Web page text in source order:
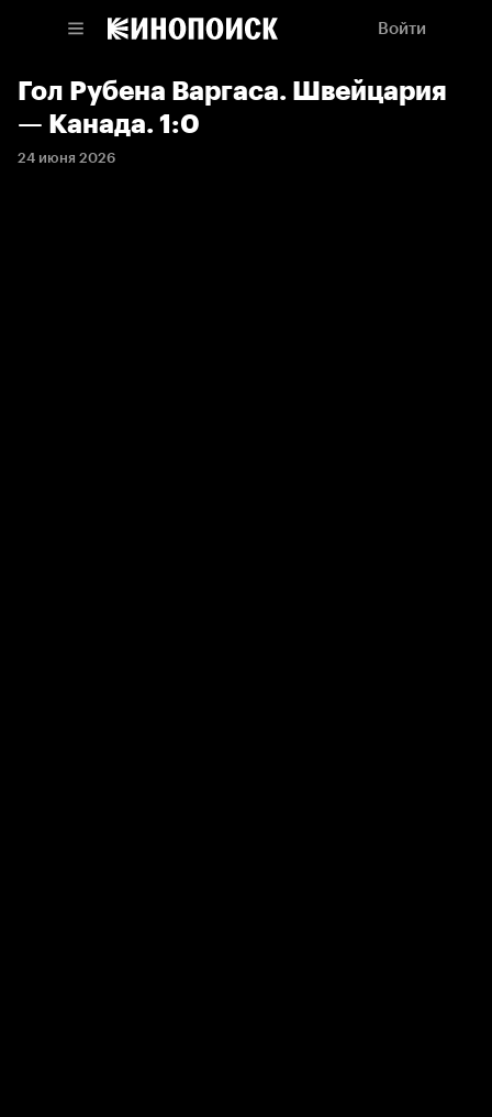
Войти
Гол Рубена Варгаса. Швейцария
— Канада. 1:0
24 июня 2026